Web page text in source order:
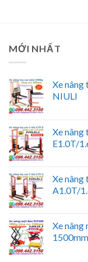
MỚI NHẤT
Xe nâng
NIULI
Xe nâng
E1.0T/
Xe nâng
A1.0T/
Xe
1500mm